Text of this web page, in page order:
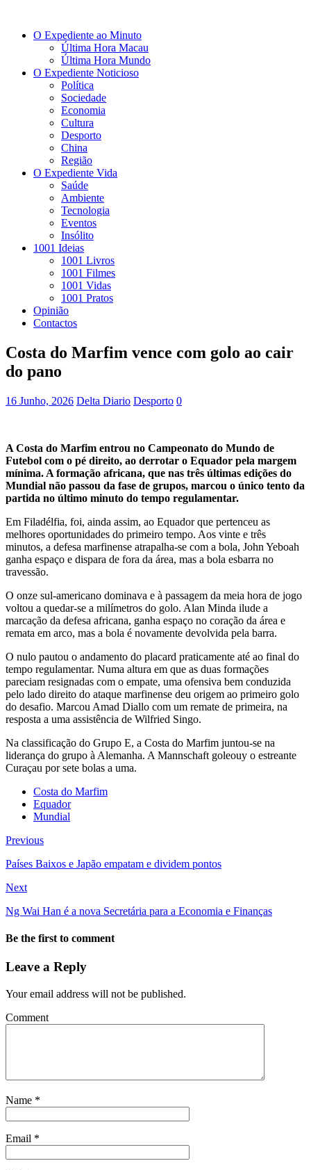
O Expediente ao Minuto
Última Hora Macau
Última Hora Mundo
O Expediente Noticioso
Política
Sociedade
Economia
Cultura
Desporto
China
Região
O Expediente Vida
Saúde
Ambiente
Tecnologia
Eventos
Insólito
1001 Ideias
1001 Livros
1001 Filmes
1001 Vidas
1001 Pratos
Opinião
Contactos
Costa do Marfim vence com golo ao cair
do pano
16 Junho, 2026 Delta Diario Desporto 0
A Costa do Marfim entrou no Campeonato do Mundo de
Futebol com o pé direito, ao derrotar o Equador pela margem
mínima. A formação africana, que nas três últimas edições do
Mundial não passou da fase de grupos, marcou o único tento da
partida no último minuto do tempo regulamentar.
Em Filadélfia, foi, ainda assim, ao Equador que pertenceu as
melhores oportunidades do primeiro tempo. Aos vinte e três
minutos, a defesa marfinense atrapalha-se com a bola, John Yeboah
ganha espaço e dispara de fora da área, mas a bola esbarra no
travessão.
O onze sul-americano dominava e à passagem da meia hora de jogo
voltou a quedar-se a milímetros do golo. Alan Minda ilude a
marcação da defesa africana, ganha espaço no coração da área e
remata em arco, mas a bola é novamente devolvida pela barra.
O nulo pautou o andamento do placard praticamente até ao final do
tempo regulamentar. Numa altura em que as duas formações
pareciam resignadas com o empate, uma ofensiva bem conduzida
pelo lado direito do ataque marfinense deu origem ao primeiro golo
do desafio. Marcou Amad Diallo com um remate de primeira, na
resposta a uma assistência de Wilfried Singo.
Na classificação do Grupo E, a Costa do Marfim juntou-se na
liderança do grupo à Alemanha. A Mannschaft goleouy o estreante
Curaçau por sete bolas a uma.
Costa do Marfim
Equador
Mundial
Previous
Países Baixos e Japão empatam e dividem pontos
Next
Ng Wai Han é a nova Secretária para a Economia e Finanças
Be the first to comment
Leave a Reply
Your email address will not be published.
Comment
Name *
Email *